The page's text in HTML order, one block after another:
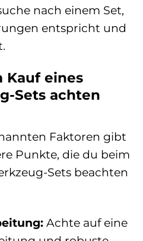
nach einem Set,
entspricht und
Kauf eines
Sets achten
Faktoren gibt
Punkte, die du beim
Sets beachten
Achte auf eine